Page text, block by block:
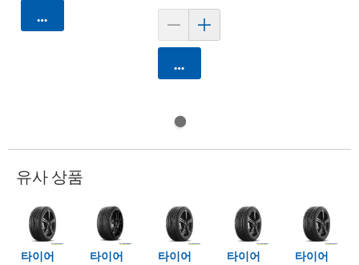
카트에 담기
카트에 담기
유사 상품
타이어 타이어 타이어 타이어 타이어